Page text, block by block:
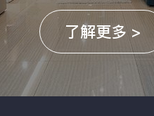
了解更多 >